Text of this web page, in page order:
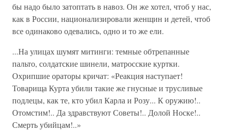
бы надо было затоптать в навоз. Он же хотел, чтоб у нас,
как в России, национализировали женщин и детей, чтоб
все одинаково одевались, одно и то же ели.
...На улицах шумят митинги: темные обтрепанные
пальто, солдатские шинели, матросские куртки.
Охрипшие ораторы кричат: «Реакция наступает!
Товарища Курта убили такие же гнусные и трусливые
подлецы, как те, кто убил Карла и Розу... К оружию!..
Отомстим!.. Да здравствуют Советы!.. Долой Носке!..
Смерть убийцам!..»